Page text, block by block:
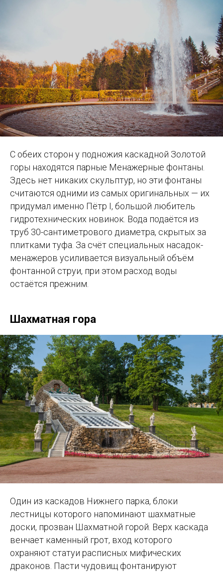
С обеих сторон у подножия каскадной Золотой
горы находятся парные Менажерные фонтаны.
Здесь нет никаких скульптур, но эти фонтаны
считаются одними из самых оригинальных — их
придумал именно Пётр I, большой любитель
гидротехнических новинок. Вода подаётся из
труб 30-сантиметрового диаметра, скрытых за
плитками туфа. За счёт специальных насадок-
менажеров усиливается визуальный объём
фонтанной струи, при этом расход воды
остаётся прежним.
Шахматная гора
Один из каскадов Нижнего парка, блоки
лестницы которого напоминают шахматные
доски, прозван Шахматной горой. Верх каскада
венчает каменный грот, вход которого
охраняют статуи расписных мифических
драконов. Пасти чудовищ фонтанируют